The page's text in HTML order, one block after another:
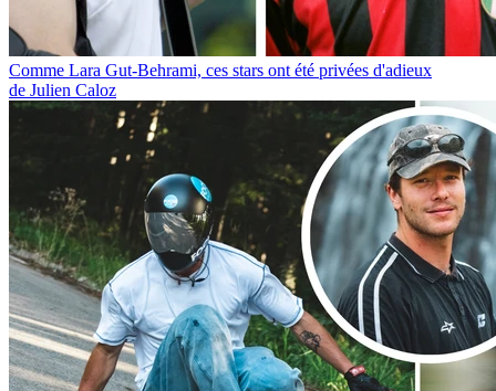
Comme Lara Gut-Behrami, ces stars ont été privées d'adieux
de Julien Caloz